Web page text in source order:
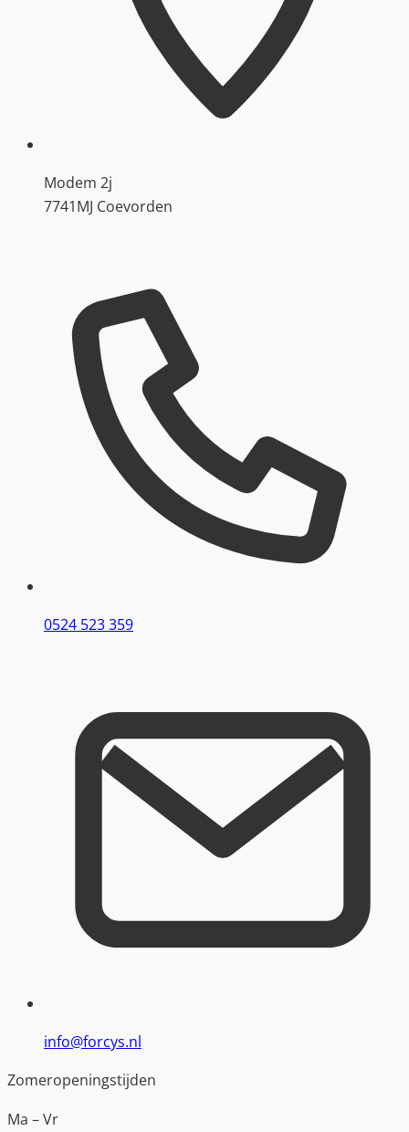
Modem 2j
7741MJ Coevorden
0524 523 359
info@forcys.nl
Zomeropeningstijden
Ma – Vr